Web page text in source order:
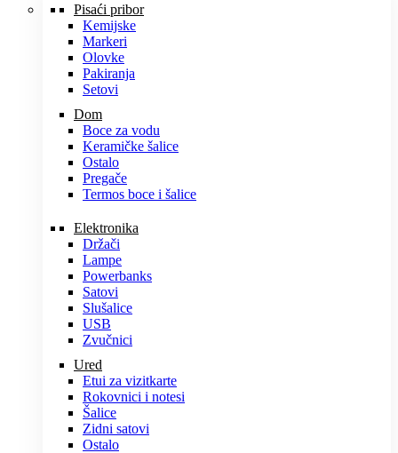
Pisaći pribor
Kemijske
Markeri
Olovke
Pakiranja
Setovi
Dom
Boce za vodu
Keramičke šalice
Ostalo
Pregače
Termos boce i šalice
Elektronika
Držači
Lampe
Powerbanks
Satovi
Slušalice
USB
Zvučnici
Ured
Etui za vizitkarte
Rokovnici i notesi
Šalice
Zidni satovi
Ostalo